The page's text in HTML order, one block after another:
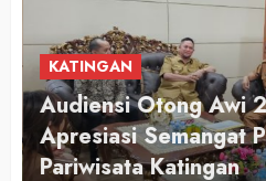
KATINGAN
Audiensi Otong Awi
Apresiasi Semangat
Pariwisata Katingan